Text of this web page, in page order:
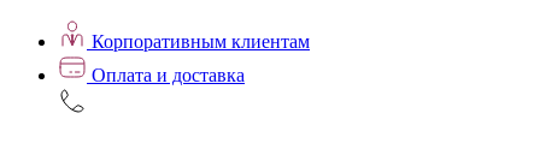
Корпоративным клиентам
Оплата и доставка